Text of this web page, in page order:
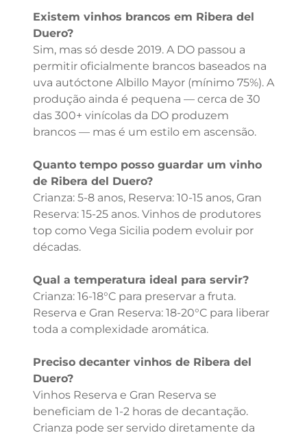
Existem vinhos brancos em Ribera del
Duero?
Sim, mas só desde 2019. A DO passou a
permitir oficialmente brancos baseados na
uva autóctone Albillo Mayor (mínimo 75%). A
produção ainda é pequena — cerca de 30
das 300+ vinícolas da DO produzem
brancos — mas é um estilo em ascensão.
Quanto tempo posso guardar um vinho
de Ribera del Duero?
Crianza: 5-8 anos, Reserva: 10-15 anos, Gran
Reserva: 15-25 anos. Vinhos de produtores
top como Vega Sicilia podem evoluir por
décadas.
Qual a temperatura ideal para servir?
Crianza: 16-18°C para preservar a fruta.
Reserva e Gran Reserva: 18-20°C para liberar
toda a complexidade aromática.
Preciso decanter vinhos de Ribera del
Duero?
Vinhos Reserva e Gran Reserva se
beneficiam de 1-2 horas de decantação.
Crianza pode ser servido diretamente da